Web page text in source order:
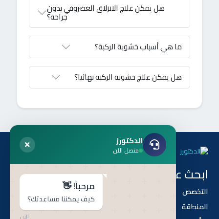
هل يمكن علاج الانزلاق الغضروفي بدون
جراحة؟
ما هي أسباب خشوبة الركبة؟
هل يمكن علاج خشونة الركبة نهائيا؟
ابحث عن طريق
التخصص
المنطقة
هل أنت طبيب ؟
أنضم إلى أطباء الدكتورز
الدكتورز
متصل الآن
مرحباً! 👋
كيف يمكننا مساعدتك؟
الآن